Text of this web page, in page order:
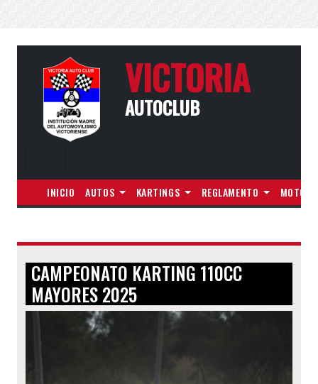
VICTORIA
AUTOCLUB
INICIO AUTOS KARTINGS REGLAMENTO MOTOS
CAMPEONATO KARTING 110CC
MAYORES 2025